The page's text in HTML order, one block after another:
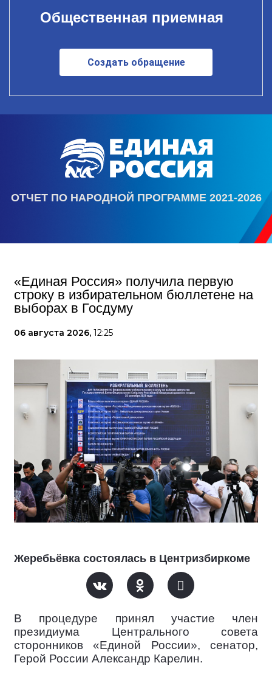
Общественная приемная
Создать обращение
ОТЧЕТ ПО НАРОДНОЙ ПРОГРАММЕ 2021-2026
«Единая Россия» получила первую
строку в избирательном бюллетене на
выборах в Госдуму
06 августа 2026, 12:25
Жеребьёвка состоялась в Центризбиркоме
В процедуре принял участие член
президиума Центрального совета
сторонников «Единой России», сенатор,
Герой России Александр Карелин.